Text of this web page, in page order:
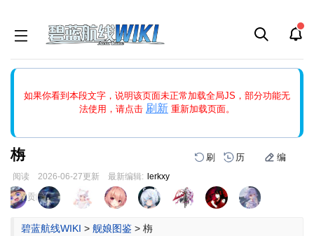
如果你看到本段文字，说明该页面未正常加载全局JS，部分功能无
法使用，请点击 刷新 重新加载页面。
能中的刷新按钮清除页面缓存并刷新，如果还有问题，请多尝试几
栴 刷 历 编
阅读 2026-06-27更新 最新编辑: lerkxy
跳
到
跳
到
页面贡献者 :
碧蓝航线WIKI > 舰娘图鉴 > 栴